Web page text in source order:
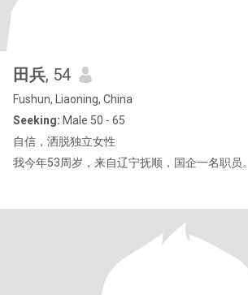
田兵, 54
Fushun, Liaoning, China
Seeking: Male 50 - 65
自信，洒脱独立女性
我今年53周岁，来自辽宁抚顺，国企一名职员。